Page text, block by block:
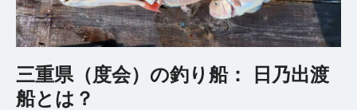
三重県（度会）の釣り船： 日乃出渡
船とは？